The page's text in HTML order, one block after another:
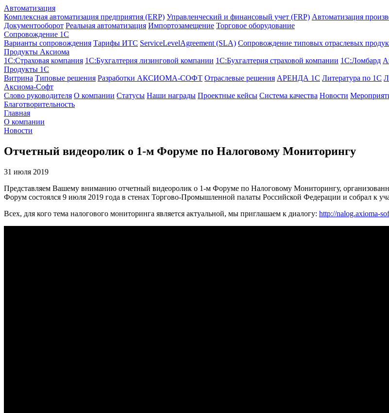
Автоматизация
Комплексная автоматизация предприятия (ERP) Управленческий и финансовый учет (FRP) Автоматизация
Документооборот Реальная автоматизация Импортозамещение Торговое оборудование
Сопровождение 1С
Варианты сопровождения Тарифы ИТС ServiceLevelAgreement (SLA) Сопровождение типовых отраслевых
Продукты Аксиома
1С:Страховая компания 1С:Бухгалтерия лизинговой компании 1С:Бухгалтерия страховой компании 1С:Ломбард
Продукты 1С
Витрина Типовые решения Разработки АКСИОМА-СОФТ Отраслевые решения АРЕНДА 1С Литература по 1С
Аксиома-Софт
Слово руководителя О компании Статусы Наши награды Проектные кейсы Система качества Новости
Благотворительность
Главная
О компании
Новости
Отчетный видеоролик о 1-м Форуме по Налоговому Мониторингу
31 июля 2019
Представляем Вашему вниманию отчетный видеоролик о 1-м Форуме по Налоговому Мониторингу,
Форум состоялся 9 июля 2019 года в стенах Торгово-Промышленной палаты Российской Федерации и собрал к
Всех, для кого тема налогового мониторинга является актуальной, мы приглашаем к диалогу: http://nalog.axioma-